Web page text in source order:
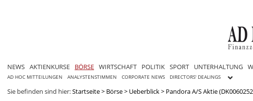
NEWS AKTIENKURSE BÖRSE WIRTSCHAFT POLITIK SPORT UNTERHALTUNG
AD HOC MITTEILUNGEN ANALYSTENSTIMMEN CORPORATE NEWS DIRECTORS' DEALINGS
Sie befinden sind hier:Startseite> Börse> Ueberblick> Pandora A/S Aktie